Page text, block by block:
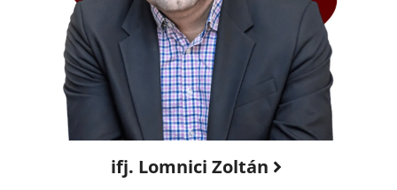
ifj. Lomnici Zoltán